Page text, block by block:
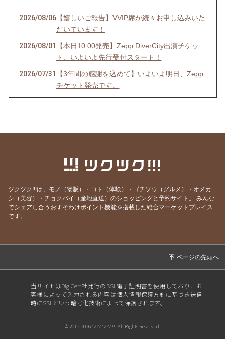
2026/08/06【嬉しいご報告】VVIP席が続々お申し込みいた
だいています！
2026/08/01
【本日10:00発売】Zepp DiverCity出演チケッ
ト、いよいよ先行受付スタート！
2026/07/31
【3年間の感謝を込めて】いよいよ明日、Zepp
チケット発売です。
『大人のための子守唄』明日、始まります！
2026/06/18台湾で教えてもらった、豊かな時間
2026/06/15 台湾から帰ってきました！今夜20時、報告会を
2026/05/30いよいよ明日。五感で味わうお茶会ライブ あと
2026/05/29 台湾へ、音を連れていきます｜6/1 壮行会ライ
【完売御礼】5/31 再入荷分をいち早くお届け｜
ツクツク!!!は、モノ（物販）・コト（体験）・ゴチソウ（グルメ）・オメカ
シ（美容）・チョクバイ（産地直送）のショッピングと予約サイト。
みんな
でシェアし合うおすそわけポイント機能を搭載した総合マーケットプレイス
です。
当サイトはDigiCert社発行のSSL電子証明書を使用しており、お
客様によって入力される内容は個人情報保護方針に基づき送信
時にSSLという暗号化技術によって保護されます。
© 2012-2026 ツクツク!!! All Rights Reserved.